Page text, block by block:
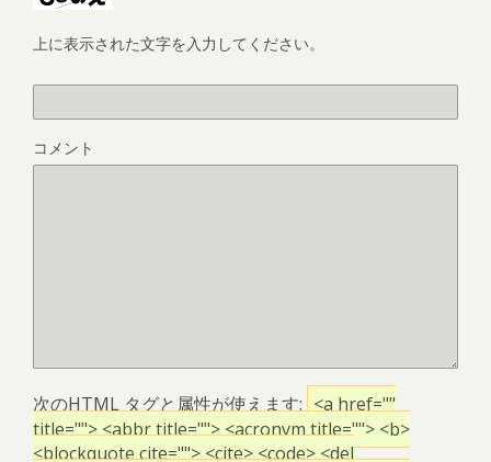
上に表示された文字を入力してください。
コメント
次のHTML タグと属性が使えます: <a href=""
title=""> <abbr title=""> <acronym title=""> <b>
<blockquote cite=""> <cite> <code> <del